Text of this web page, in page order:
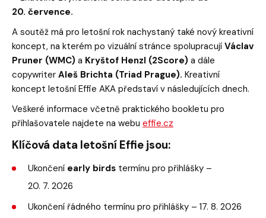
20. července.
A soutěž má pro letošní rok nachystaný také nový kreativní
koncept, na kterém po vizuální stránce spolupracují Václav
Pruner (WMC) a Kryštof Henzl (2Score) a dále
copywriter Aleš Brichta (Triad Prague). Kreativní
koncept letošní Effie AKA představí v následujících dnech.
Veškeré informace včetně praktického bookletu pro
přihlašovatele najdete na webu effie.cz
Klíčová data letošní Effie jsou:
Ukončení early birds termínu pro přihlášky –
20. 7. 2026
Ukončení řádného termínu pro přihlášky – 17. 8. 2026